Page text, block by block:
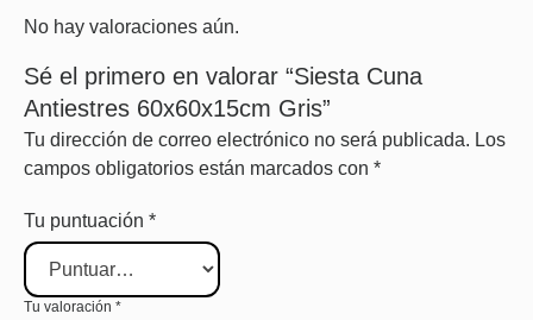
No hay valoraciones aún.
Sé el primero en valorar “Siesta Cuna
Antiestres 60x60x15cm Gris”
Tu dirección de correo electrónico no será publicada. Los
campos obligatorios están marcados con *
Tu puntuación *
Tu valoración *